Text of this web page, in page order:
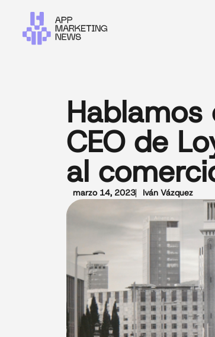
Hablamos
CEO de
al
marzo 14, 2023 Iván Vázquez